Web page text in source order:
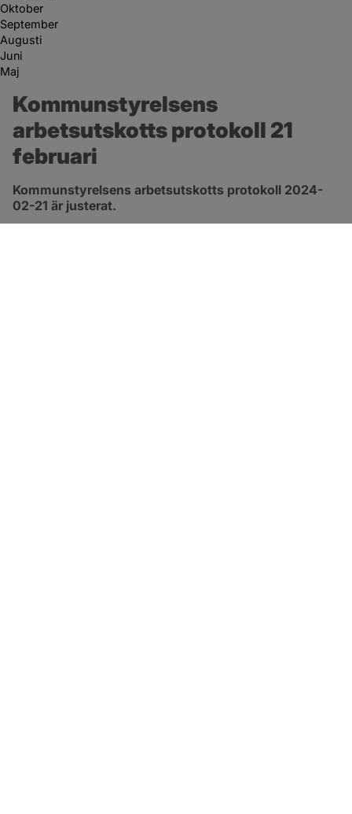
Oktober
September
Augusti
Juni
Maj
Kommunstyrelsens
arbetsutskotts protokoll 21
februari
Kommunstyrelsens arbetsutskotts protokoll 2024-
02-21 är justerat.